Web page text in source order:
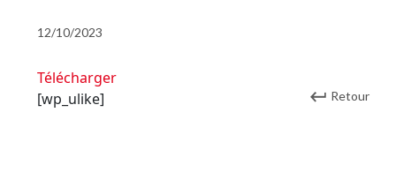
12/10/2023
Télécharger
[wp_ulike]
Retour